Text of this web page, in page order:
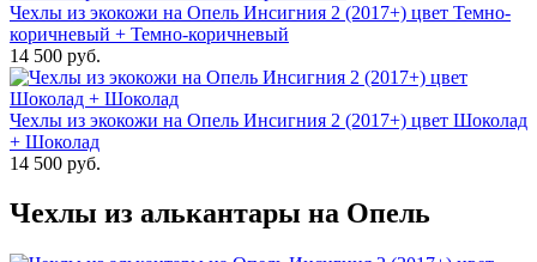
Чехлы из экокожи на Опель Инсигния 2 (2017+) цвет Темно-
коричневый + Темно-коричневый
14 500 руб.
Чехлы из экокожи на Опель Инсигния 2 (2017+) цвет Шоколад
+ Шоколад
14 500 руб.
Чехлы из алькантары на Опель